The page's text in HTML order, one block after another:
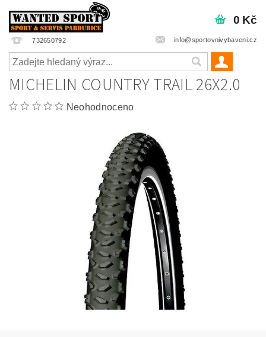
732650792 info@sportovnivybaveni.cz
0 Kč
MICHELIN COUNTRY TRAIL 26X2.0
Neohodnoceno